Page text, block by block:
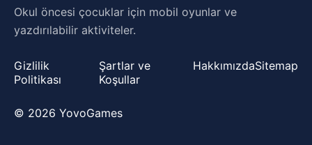
Okul öncesi çocuklar için mobil oyunlar ve
yazdırılabilir aktiviteler.
Gizlilik
Politikası
Şartlar ve
Koşullar
HakkımızdaSitemap
© 2026 YovoGames